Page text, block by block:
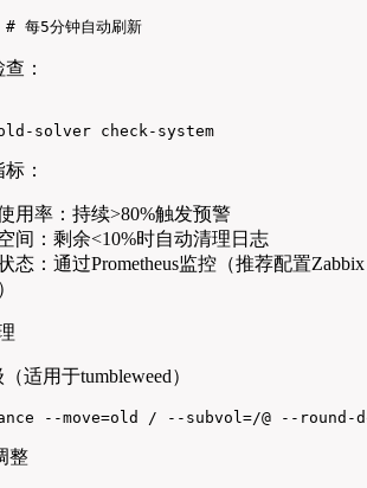
5分钟自动刷新
：
solver check-system
：
用率：持续>80%触发预警
间：剩余<10%时自动清理日志
态：通过Prometheus监控（推荐配置Zabbix
适用于tumbleweed）
--move=old / --subvol=/@ --round-
整